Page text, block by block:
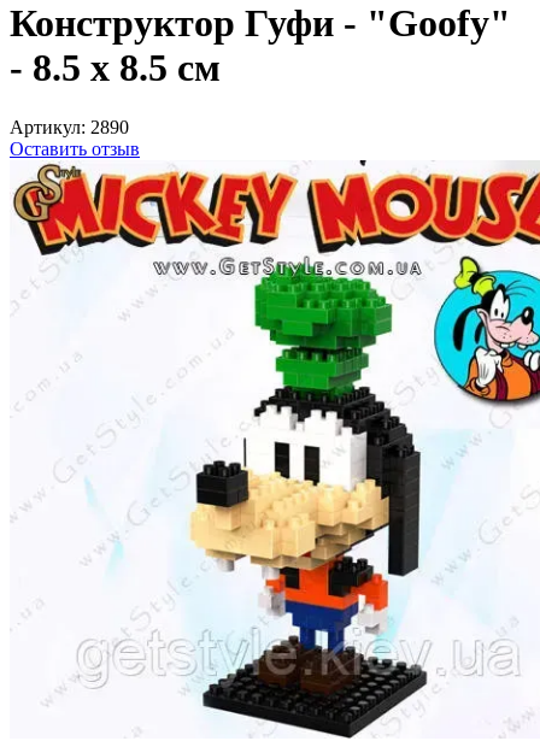
Конструктор Гуфи - "Goofy"
- 8.5 х 8.5 см
Артикул: 2890
Оставить отзыв